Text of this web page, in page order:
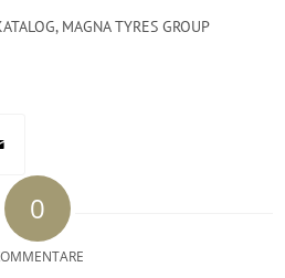
, MAGNA TYRES GROUP
0